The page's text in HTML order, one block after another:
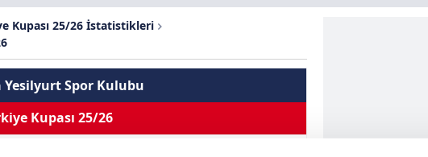
Kupası 25/26 İstatistikleri
Spor Kulubu
Kupası 25/26